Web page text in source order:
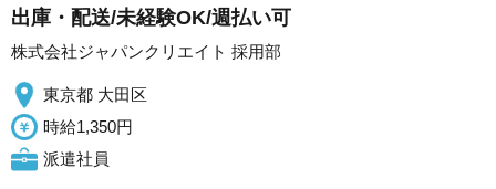
出庫・配送/未経験OK/週払い可
株式会社ジャパンクリエイト 採用部
東京都 大田区
時給1,350円
派遣社員